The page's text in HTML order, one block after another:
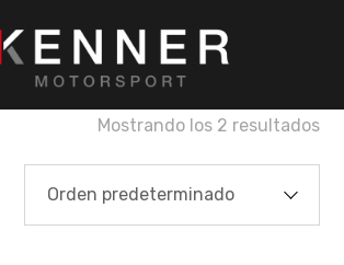
Mostrando los 2 resultados